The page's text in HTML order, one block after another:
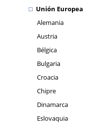
Unión Europea
Alemania
Austria
Bélgica
Bulgaria
Croacia
Chipre
Dinamarca
Eslovaquia